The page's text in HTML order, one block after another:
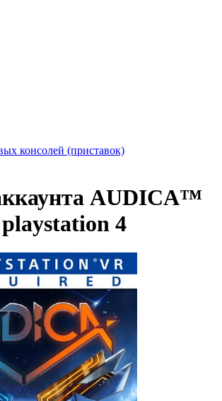
консолей (приставок)
AUDICA™
4